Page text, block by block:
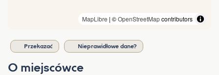
MapLibre | ©OpenStreetMapcontributors
Przekazać Nieprawidłowe dane?
O miejscówce